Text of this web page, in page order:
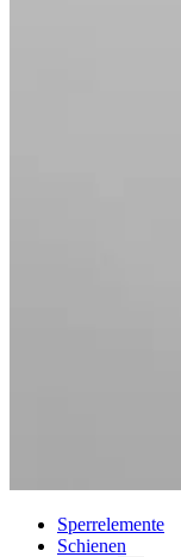
Sperrelemente
Schienen